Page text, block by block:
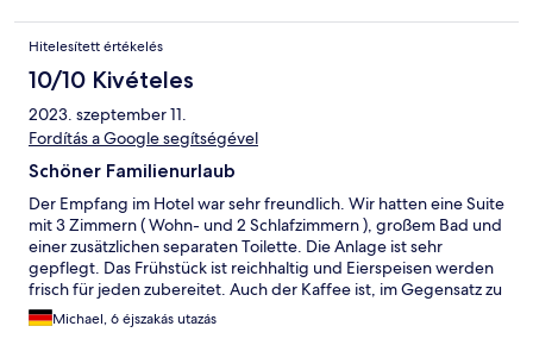
Hitelesített értékelés
10/10 Kivételes
2023. szeptember 11.
Fordítás a Google segítségével
Schöner Familienurlaub
Der Empfang im Hotel war sehr freundlich. Wir hatten eine Suite
mit 3 Zimmern ( Wohn- und 2 Schlafzimmern ), großem Bad und
einer zusätzlichen separaten Toilette. Die Anlage ist sehr
gepflegt. Das Frühstück ist reichhaltig und Eierspeisen werden
frisch für jeden zubereitet. Auch der Kaffee ist, im Gegensatz zu
anderen Hotels, sehr gut (Gaggia Vollautomat). Die Mitarbeiter
sind alle super freundlich. Wir werden beim nächsten
Michael, 6 éjszakás utazás